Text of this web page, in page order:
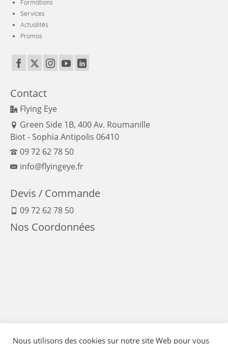
Formations
Services
Actualités
Promos
Contact
Flying Eye
Green Side 1B, 400 Av. Roumanille
Biot - Sophia Antipolis 06410
09 72 62 78 50
info@flyingeye.fr
Devis / Commande
09 72 62 78 50
Nos Coordonnées
Nous utilisons des cookies sur notre site Web pour vous